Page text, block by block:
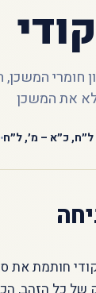
חומרי
את המשכן
כ״א – מ׳, ל״ח
חותמת את